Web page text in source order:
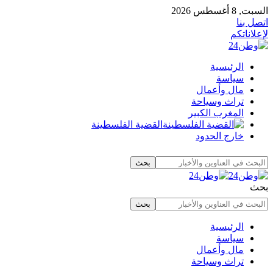
السبت, 8 أغسطس 2026
اتصل بنا
لإعلاناتكم
الرئيسية
سياسة
مال وأعمال
تراث وسياحة
المغرب الكبير
القضية الفلسطينة
خارج الحدود
بحث
الرئيسية
سياسة
مال وأعمال
تراث وسياحة